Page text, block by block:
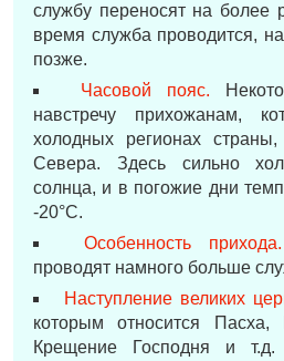
службу переносят на более
время служба проводится,
позже.
Часовой пояс.
навстречу прихожанам,
холодных регионах
Севера. Здесь сильно
солнца, и в погожие дни
-20°С.
Особенность прихода.
проводят намного больше
Наступление великих
которым относится Пасха,
Крещение Господня и